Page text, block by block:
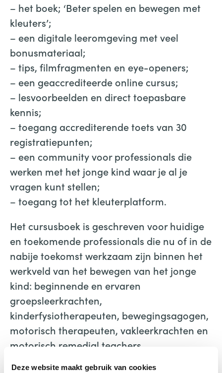
Deze website maakt gebruik van cookies
– het boek; ‘Beter spelen en bewegen met
kleuters’;
– een digitale leeromgeving met veel
bonusmateriaal;
– tips, filmfragmenten en eye-openers;
– een geaccrediteerde online cursus;
– lesvoorbeelden en direct toepasbare
kennis;
– toegang accrediterende toets van 30
registratiepunten;
– een community voor professionals die
werken met het jonge kind waar je al je
vragen kunt stellen;
– toegang tot het kleuterplatform.
Het cursusboek is geschreven voor huidige
en toekomende professionals die nu of in de
nabije toekomst werkzaam zijn binnen het
werkveld van het bewegen van het jonge
kind: beginnende en ervaren
groepsleerkrachten,
kinderfysiotherapeuten, bewegingsagogen,
motorisch therapeuten, vakleerkrachten en
motorisch remedial teachers.
Meer informatie: